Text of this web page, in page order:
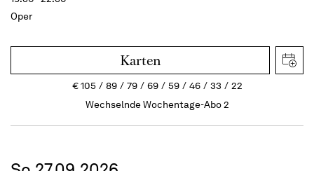
Oper
Karten
€105 89 79 69 59 46 33
22
Wechselnde Wochentage-Abo 2